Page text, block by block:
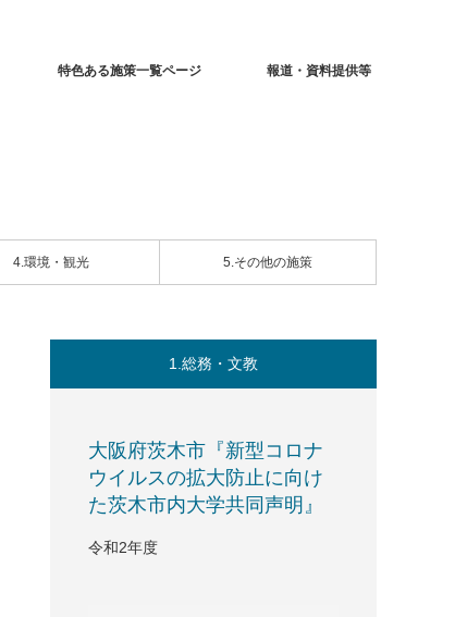
特色ある施策一覧ページ 報道・資料提供等
4.環境・観光 5.その他の施策
1.総務・文教
大阪府茨木市『新型コロナ
ウイルスの拡大防止に向け
た茨木市内大学共同声明』
令和2年度